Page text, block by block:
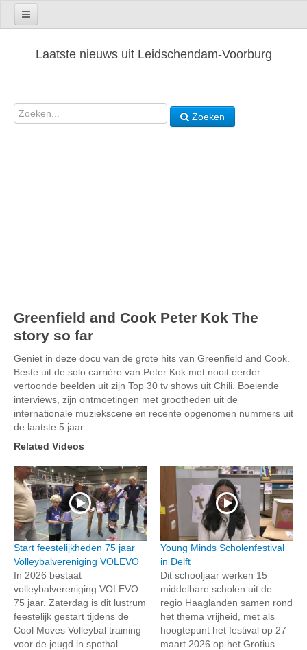
Laatste nieuws uit Leidschendam-Voorburg
Zoeken
Greenfield and Cook Peter Kok The
story so far
Geniet in deze docu van de grote hits van Greenfield and Cook.
Beste uit de solo carrière van Peter Kok met nooit eerder
vertoonde beelden uit zijn Top 30 tv shows uit Chili. Boeiende
interviews, zijn ontmoetingen met grootheden uit de
internationale muziekscene en recente opgenomen nummers uit
de laatste 5 jaar.
Related Videos
Start feestelijkheden 75 jaar
Volleybalvereniging VOLEVO
In 2026 bestaat
volleybalvereniging VOLEVO
75 jaar. Zaterdag is dit lustrum
feestelijk gestart tijdens de
Cool Moves Volleybal training
voor de jeugd in spothal
Young Minds Scholenfestival
in Delft
Dit schooljaar werken 15
middelbare scholen uit de
regio Haaglanden samen rond
het thema vrijheid, met als
hoogtepunt het festival op 27
maart 2026 op het Grotius